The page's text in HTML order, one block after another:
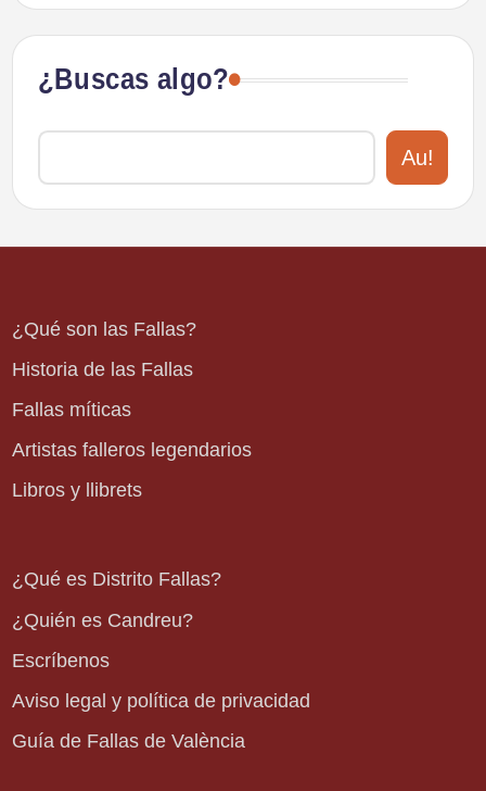
¿Buscas algo?
Au!
¿Qué son las Fallas?
Historia de las Fallas
Fallas míticas
Artistas falleros legendarios
Libros y llibrets
¿Qué es Distrito Fallas?
¿Quién es Candreu?
Escríbenos
Aviso legal y política de privacidad
Guía de Fallas de València